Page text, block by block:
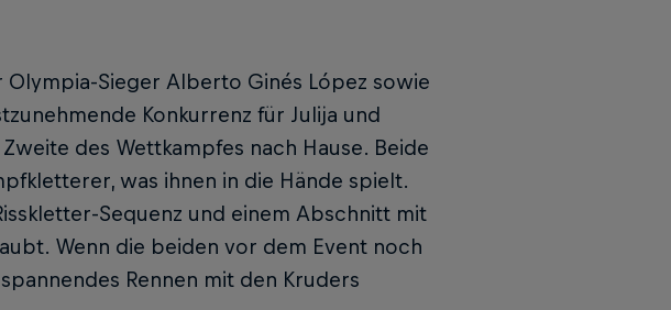
Sieger Alberto Ginés López sowie
Konkurrenz für Julija und
des Wettkampfes nach Hause. Beide
was ihnen in die Hände spielt.
Sequenz und einem Abschnitt mit
Wenn die beiden vor dem Event noch
Rennen mit den Kruders